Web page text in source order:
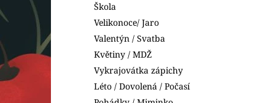
í
p
Škola
Velikonoce/ Jaro
Valentýn / Svatba
Květiny / MDŽ
Vykrajovátka zápichy
Léto / Dovolená / Počasí